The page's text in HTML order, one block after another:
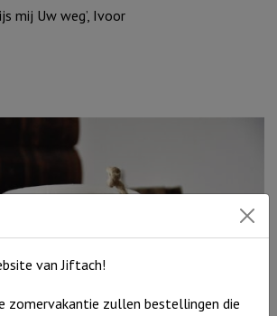
mij Uw weg’, Ivoor
van Jiftach!
zomervakantie zullen bestellingen die